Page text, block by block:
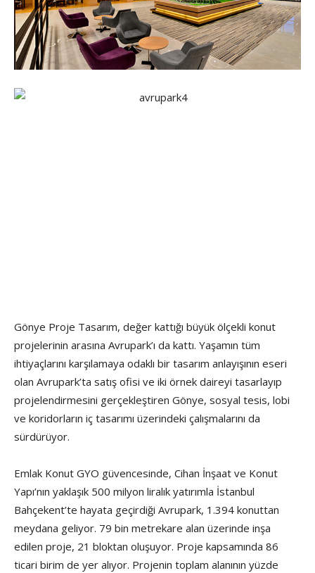
Gönye Proje Tasarım, değer kattığı büyük ölçekli konut
projelerinin arasına Avrupark’ı da kattı. Yaşamın tüm
ihtiyaçlarını karşılamaya odaklı bir tasarım anlayışının eseri
olan Avrupark’ta satış ofisi ve iki örnek daireyi tasarlayıp
projelendirmesini gerçekleştiren Gönye, sosyal tesis, lobi
ve koridorların iç tasarımı üzerindeki çalışmalarını da
sürdürüyor.
Emlak Konut GYO güvencesinde, Cihan İnşaat ve Konut
Yapı’nın yaklaşık 500 milyon liralık yatırımla İstanbul
Bahçekent’te hayata geçirdiği Avrupark, 1.394 konuttan
meydana geliyor. 79 bin metrekare alan üzerinde inşa
edilen proje, 21 bloktan oluşuyor. Proje kapsamında 86
ticari birim de yer alıyor. Projenin toplam alanının yüzde